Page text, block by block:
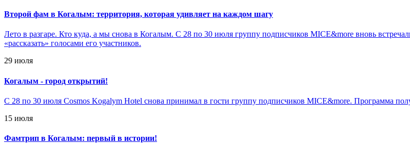
Второй фам в Когалым: территория, которая удивляет на каждом шагу
Лето в разгаре. Кто куда, а мы снова в Когалым. С 28 по 30 июля группу подписчиков MICE&more вновь
«рассказать» голосами его участников.
29 июля
Когалым - город открытий!
С 28 по 30 июля Cosmos Kogalym Hotel снова принимал в гости группу подписчиков MICE&more. Программа
15 июля
Фамтрип в Когалым: первый в истории!